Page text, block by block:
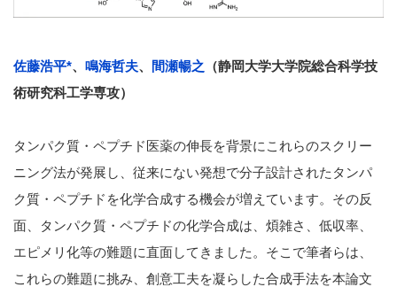
佐藤浩平*、 鳴海哲夫、 間瀬暢之 （静岡大学大学院総合科学技
術研究科工学専攻）
タンパク質・ペプチド医薬の伸長を背景にこれらのスクリー
ニング法が発展し、従来にない発想で分子設計されたタンパ
ク質・ペプチドを化学合成する機会が増えています。その反
面、タンパク質・ペプチドの化学合成は、煩雑さ、低収率、
エピメリ化等の難題に直面してきました。そこで筆者らは、
これらの難題に挑み、創意工夫を凝らした合成手法を本論文